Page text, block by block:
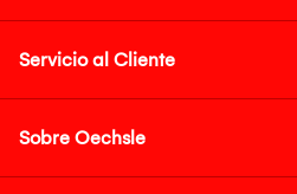
Servicio al Cliente
Sobre Oechsle